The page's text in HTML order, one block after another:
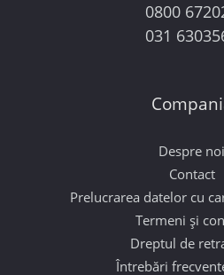
0800
031
Despre noi
Contact
Prelucrarea datelor cu
Termeni și
Dreptul de
Întrebări